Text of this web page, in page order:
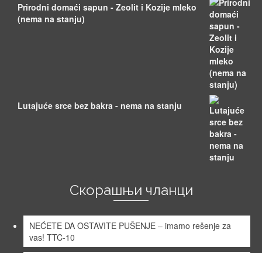
Prirodni domaći sapun - Zeolit i Kozije mleko
(nema na stanju)
Lutajuće srce bez bakra - nema na stanju
Скорашњи чланци
NEĆETE DA OSTAVITE PUŠENJE – imamo rešenje za
vas! TTC-10